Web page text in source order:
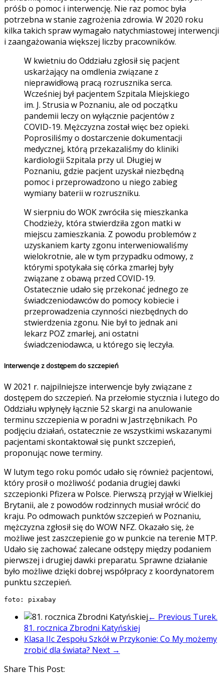
próśb o pomoc i interwencję. Nie raz pomoc była
potrzebna w stanie zagrożenia zdrowia. W 2020 roku
kilka takich spraw wymagało natychmiastowej interwencji
i zaangażowania większej liczby pracowników.
W kwietniu do Oddziału zgłosił się pacjent
uskarżający na omdlenia związane z
nieprawidłową pracą rozrusznika serca.
Wcześniej był pacjentem Szpitala Miejskiego
im. J. Strusia w Poznaniu, ale od początku
pandemii leczy on wyłącznie pacjentów z
COVID-19. Mężczyzna został więc bez opieki.
Poprosiliśmy o dostarczenie dokumentacji
medycznej, którą przekazaliśmy do kliniki
kardiologii Szpitala przy ul. Długiej w
Poznaniu, gdzie pacjent uzyskał niezbędną
pomoc i przeprowadzono u niego zabieg
wymiany baterii w rozruszniku.
W sierpniu do WOK zwróciła się mieszkanka
Chodzieży, która stwierdziła zgon matki w
miejscu zamieszkania. Z powodu problemów z
uzyskaniem karty zgonu interweniowaliśmy
wielokrotnie, ale w tym przypadku odmowy, z
którymi spotykała się córka zmarłej były
związane z obawą przed COVID-19.
Ostatecznie udało się przekonać jednego ze
świadczeniodawców do pomocy kobiecie i
przeprowadzenia czynności niezbędnych do
stwierdzenia zgonu. Nie był to jednak ani
lekarz POZ zmarłej, ani ostatni
świadczeniodawca, u którego się leczyła.
Interwencje z dostępem do szczepień
W 2021 r. najpilniejsze interwencje były związane z
dostępem do szczepień. Na przełomie stycznia i lutego do
Oddziału wpłynęły łącznie 52 skargi na anulowanie
terminu szczepienia w poradni w Jastrzębnikach. Po
podjęciu działań, ostatecznie ze wszystkimi wskazanymi
pacjentami skontaktował się punkt szczepień,
proponując nowe terminy.
W lutym tego roku pomóc udało się również pacjentowi,
który prosił o możliwość podania drugiej dawki
szczepionki Pfizera w Polsce. Pierwszą przyjął w Wielkiej
Brytanii, ale z powodów rodzinnych musiał wrócić do
kraju. Po odmowach punktów szczepień w Poznaniu,
mężczyzna zgłosił się do WOW NFZ. Okazało się, że
możliwe jest zaszczepienie go w punkcie na terenie MTP.
Udało się zachować zalecane odstępy między podaniem
pierwszej i drugiej dawki preparatu. Sprawne działanie
było możliwe dzięki dobrej współpracy z koordynatorem
punktu szczepień.
foto: pixabay
← Previous Turek.
81. rocznica Zbrodni Katyńskiej
Klasa IIc Zespołu Szkół w Przykonie: Co My możemy
zrobić dla świata? Next →
Share This Post: